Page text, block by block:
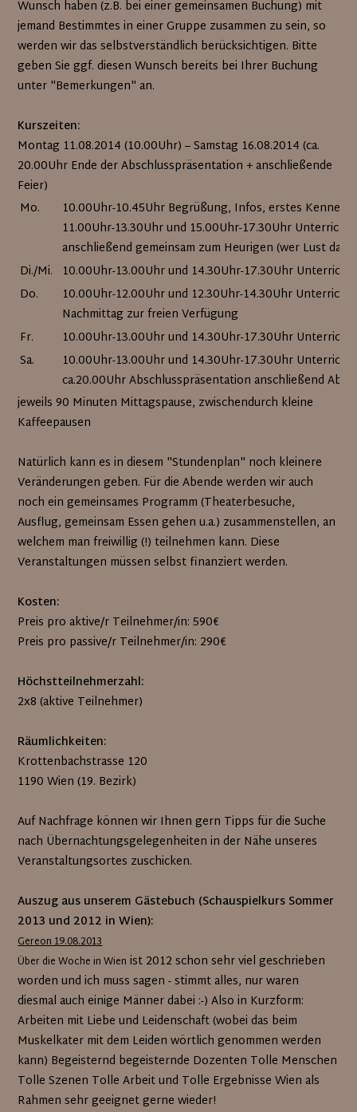
Wunsch haben (z.B. bei einer gemeinsamen Buchung) mit
jemand Bestimmtes in einer Gruppe zusammen zu sein, so
werden wir das selbstverständlich berücksichtigen. Bitte
geben Sie ggf. diesen Wunsch bereits bei Ihrer Buchung
unter "Bemerkungen" an.
Kurszeiten:
Montag 11.08.2014 (10.00Uhr) – Samstag 16.08.2014 (ca.
20.00Uhr Ende der Abschlusspräsentation + anschließende
Feier)
Mo.
10.00Uhr-10.45Uhr Begrüßung, Infos, erstes
11.00Uhr-13.30Uhr und 15.00Uhr-17.30Uhr Unterricht
anschließend gemeinsam zum Heurigen (wer Lust
Di./Mi. 10.00Uhr-13.00Uhr und 14.30Uhr-17.30Uhr
Do.
10.00Uhr-12.00Uhr und 12.30Uhr-14.30Uhr Unterricht
Nachmittag zur freien Verfügung
Fr.
10.00Uhr-13.00Uhr und 14.30Uhr-17.30Uhr
Sa.
10.00Uhr-13.00Uhr und 14.30Uhr-17.30Uhr
ca.20.00Uhr Abschlusspräsentation anschließend
jeweils 90 Minuten Mittagspause, zwischendurch kleine
Kaffeepausen
Natürlich kann es in diesem "Stundenplan" noch kleinere
Veränderungen geben. Für die Abende werden wir auch
noch ein gemeinsames Programm (Theaterbesuche,
Ausflug, gemeinsam Essen gehen u.a.) zusammenstellen, an
welchem man freiwillig (!) teilnehmen kann. Diese
Veranstaltungen müssen selbst finanziert werden.
Kosten:
Preis pro aktive/r Teilnehmer/in: 590€
Preis pro passive/r Teilnehmer/in: 290€
Höchstteilnehmerzahl:
2x8 (aktive Teilnehmer)
Räumlichkeiten:
Krottenbachstrasse 120
1190 Wien (19. Bezirk)
Auf Nachfrage können wir Ihnen gern Tipps für die Suche
nach Übernachtungsgelegenheiten in der Nähe unseres
Veranstaltungsortes zuschicken.
Auszug aus unserem Gästebuch (Schauspielkurs Sommer
2013 und 2012 in Wien):
Gereon 19.08.2013
Über die Woche in Wien ist 2012 schon sehr viel geschrieben
worden und ich muss sagen - stimmt alles, nur waren
diesmal auch einige Männer dabei :-) Also in Kurzform:
Arbeiten mit Liebe und Leidenschaft (wobei das beim
Muskelkater mit dem Leiden wörtlich genommen werden
kann) Begeisternd begeisternde Dozenten Tolle Menschen
Tolle Szenen Tolle Arbeit und Tolle Ergebnisse Wien als
Rahmen sehr geeignet gerne wieder!